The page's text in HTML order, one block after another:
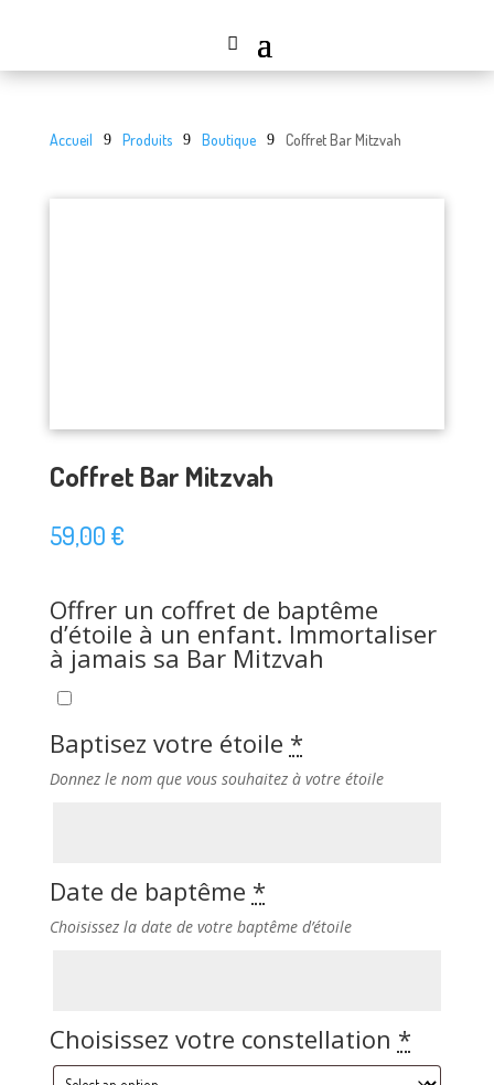
Accueil 9 Produits 9 Boutique 9 Coffret Bar Mitzvah
Coffret Bar Mitzvah
59,00 €
Offrer un coffret de baptême
d’étoile à un enfant. Immortaliser
à jamais sa Bar Mitzvah
Baptisez votre étoile *
Donnez le nom que vous souhaitez à votre étoile
Date de baptême *
Choisissez la date de votre baptême d’étoile
Choisissez votre constellation *